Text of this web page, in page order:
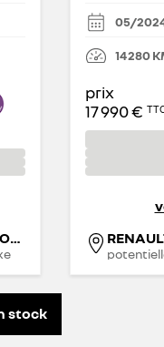
RENAULT ANGOULEME - GROUPE MICHEL
05/
14 280
prix
17 990 €
stock